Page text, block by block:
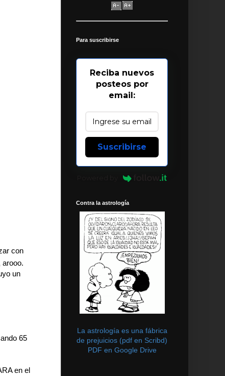
con
arooo.
un
65
en el
Para suscribirse
Reciba nuevos
posteos por
email:
Suscribirse
Contra la astrología
La astrología es una fábrica
de prejuicios (pdf en Scribd)
PDF en Google Drive